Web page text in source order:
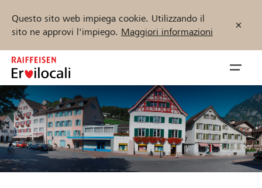
Questo sito web impiega cookie. Utilizzando il
sito ne approvi l'impiego. Maggiori informazioni
Zum
Inhalt
springen
öffnen
Trova progetti e organizzazioni
Inizia ora